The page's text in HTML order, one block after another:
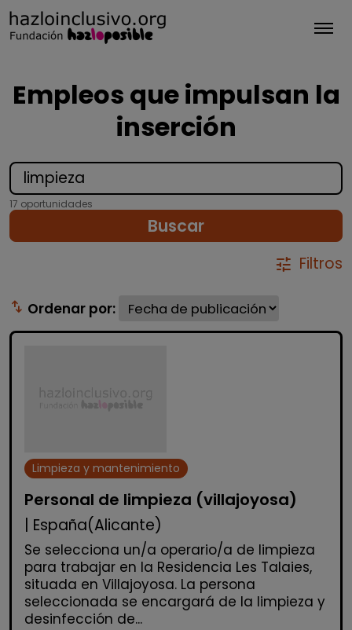
Empleos que impulsan la
inserción
17 oportunidades
Buscar
tune Filtros
swap_vert Ordenar por:
Limpieza y mantenimiento
Personal de limpieza (villajoyosa)
| España(Alicante)
Se selecciona un/a operario/a de limpieza
para trabajar en la Residencia Les Talaies,
situada en Villajoyosa. La persona
seleccionada se encargará de la limpieza y
desinfección de...